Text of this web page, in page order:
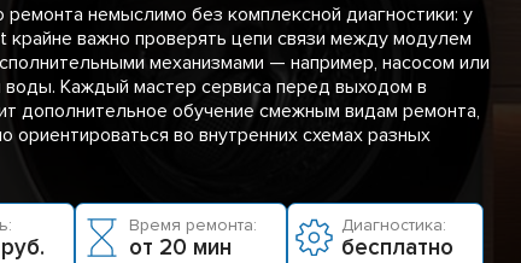
немыслимо без комплексной диагностики: у
крайне важно проверять цепи связи между модулем
механизмами — например, насосом или
воды. Каждый мастер сервиса перед выходом в
дополнительное обучение смежным видам ремонта,
ориентироваться во внутренних схемах разных
Время ремонта:
от 20 мин
Диагностика:
бесплатно